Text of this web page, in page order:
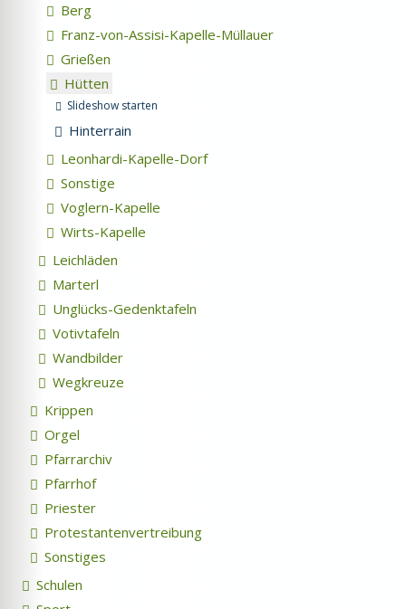
Berg
Franz-von-Assisi-Kapelle-Müllauer
Grießen
Hütten
Slideshow starten
Hinterrain
Leonhardi-Kapelle-Dorf
Sonstige
Voglern-Kapelle
Wirts-Kapelle
Leichläden
Marterl
Unglücks-Gedenktafeln
Votivtafeln
Wandbilder
Wegkreuze
Krippen
Orgel
Pfarrarchiv
Pfarrhof
Priester
Protestantenvertreibung
Sonstiges
Schulen